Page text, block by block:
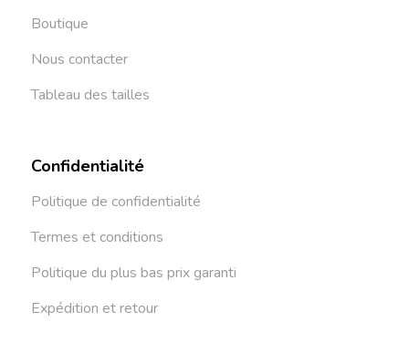
Boutique
Nous contacter
Tableau des tailles
Confidentialité
Politique de confidentialité
Termes et conditions
Politique du plus bas prix garanti
Expédition et retour